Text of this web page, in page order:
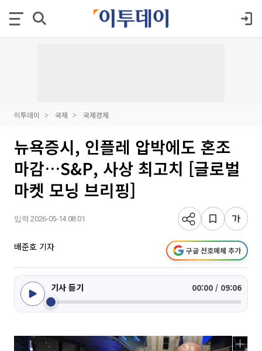
이투데이 국제 국제경제
뉴욕증시, 인플레 압박에도 혼조
마감…S&P, 사상 최고치 [글로벌
마켓 모닝 브리핑]
입력 2026-05-14 08:01
배준호 기자 구글 선호매체 추가
기사 듣기 00:00 / 09:06